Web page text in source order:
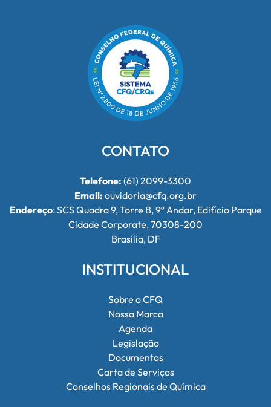
CONTATO
Telefone: (61) 2099-3300
Email: ouvidoria@cfq.org.br
Endereço: SCS Quadra 9, Torre B, 9º Andar, Edifício Parque
Cidade Corporate, 70308-200
Brasília, DF
INSTITUCIONAL
Sobre o CFQ
Nossa Marca
Agenda
Legislação
Documentos
Carta de Serviços
Conselhos Regionais de Química